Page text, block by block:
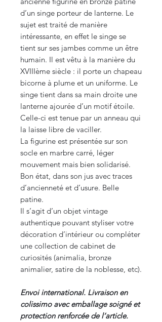
d’un singe porteur de lanterne. Le
sujet est traité de manière
intéressante, en effet le singe se
tient sur ses jambes comme un être
humain. Il est vêtu à la manière du
XVIIIème siècle : il porte un chapeau
bicorne à plume et un uniforme. Le
singe tient dans sa main droite une
lanterne ajourée d’un motif étoile.
Celle-ci est tenue par un anneau qui
la laisse libre de vaciller.
La figurine est présentée sur son
socle en marbre carré, léger
mouvement mais bien solidarisé.
Bon état, dans son jus avec traces
d’ancienneté et d’usure. Belle
patine.
Il s’agit d’un objet vintage
authentique pouvant styliser votre
décoration d’intérieur ou compléter
une collection de cabinet de
curiosités (animalia, bronze
animalier, satire de la noblesse, etc).
Envoi international. Livraison en
colissimo avec emballage soigné et
protection renforcée de l’article.